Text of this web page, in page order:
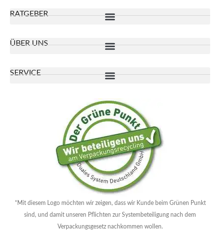
RATGEBER
ÜBER UNS
SERVICE
*Mit diesem Logo möchten wir zeigen, dass wir Kunde beim Grünen Punkt
sind, und damit unseren Pflichten zur Systembeteiligung nach dem
Verpackungsgesetz nachkommen wollen.